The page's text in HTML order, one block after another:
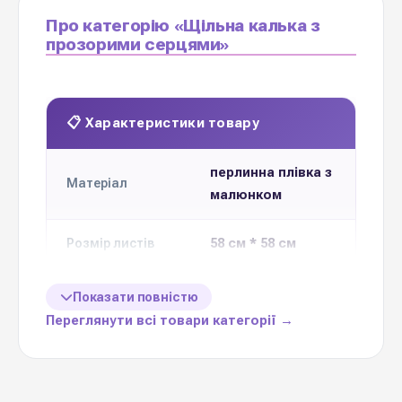
Про категорію «Щільна калька з
прозорими серцями»
📋 Характеристики товару
Матеріал
перлинна плівка з
малюнком
Розмір листів 58 см * 58 см
Кількість в
Ціна вказана за 1 упаковку
Показати повністю
Переглянути всі товари категорії →